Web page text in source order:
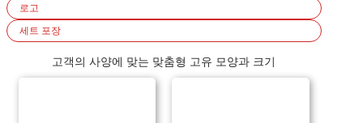
로고
세트 포장
고객의 사양에 맞는 맞춤형 고유 모양과 크기